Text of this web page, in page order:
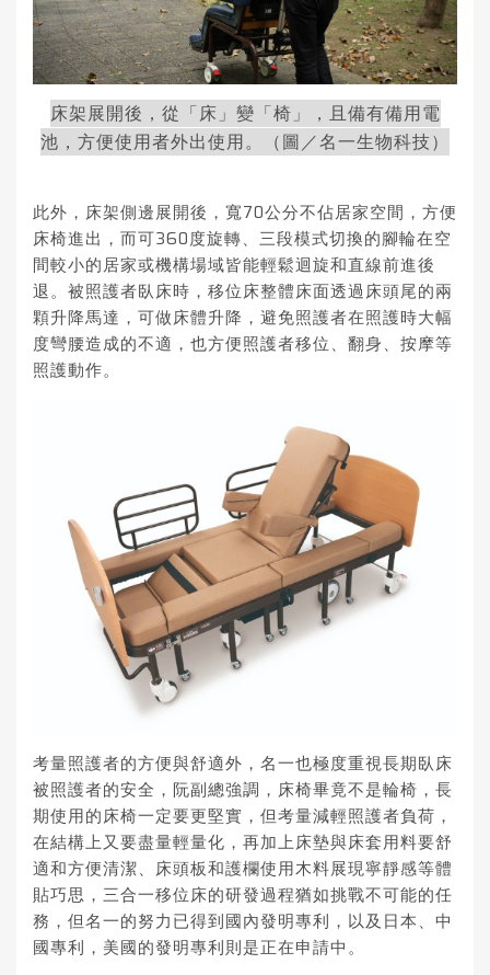
床架展開後，從「床」變「椅」，且備有備用電
池，方便使用者外出使用。（圖／名一生物科技）
此外，床架側邊展開後，寬70公分不佔居家空間，方便
床椅進出，而可360度旋轉、三段模式切換的腳輪在空
間較小的居家或機構場域皆能輕鬆迴旋和直線前進後
退。被照護者臥床時，移位床整體床面透過床頭尾的兩
顆升降馬達，可做床體升降，避免照護者在照護時大幅
度彎腰造成的不適，也方便照護者移位、翻身、按摩等
照護動作。
考量照護者的方便與舒適外，名一也極度重視長期臥床
被照護者的安全，阮副總強調，床椅畢竟不是輪椅，長
期使用的床椅一定要更堅實，但考量減輕照護者負荷，
在結構上又要盡量輕量化，再加上床墊與床套用料要舒
適和方便清潔、床頭板和護欄使用木料展現寧靜感等體
貼巧思，三合一移位床的研發過程猶如挑戰不可能的任
務，但名一的努力已得到國內發明專利，以及日本、中
國專利，美國的發明專利則是正在申請中。